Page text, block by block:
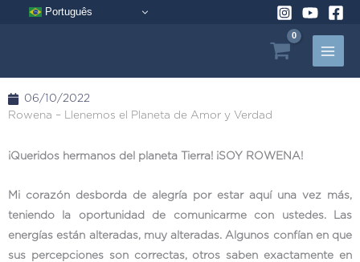
Português
06/10/2022
Rowena – Llenemos el Planeta de Amor y Verdad
¡Queridos hermanos del planeta Tierra! ¡SOY ROWENA!
Mi corazón desborda de alegría por estar aquí una vez más,
teniendo la oportunidad de comunicarme con ustedes. Las
energías están alteradas, muy alteradas. Algunos confían en que
sus percepciones son correctas, otros saben exactamente en